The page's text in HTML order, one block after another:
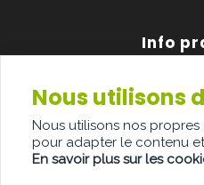
Info
Qui
Nous utilisons
Nous utilisons nos
pour adapter le contenu
En savoir plus sur les